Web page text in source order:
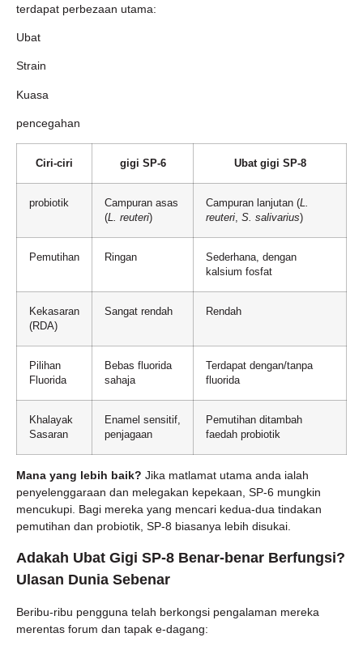
terdapat perbezaan utama:
Ubat
Strain
Kuasa
pencegahan
Ciri-ciri gigi SP-6 Ubat gigi SP-8
probiotik
Campuran asas
(L. reuteri)
Campuran lanjutan (L.
reuteri, S. salivarius)
Pemutihan Ringan
Sederhana, dengan
kalsium fosfat
Kekasaran
(RDA)
Sangat rendah Rendah
Pilihan
Fluorida
Bebas fluorida
sahaja
Terdapat dengan/tanpa
fluorida
Khalayak
Sasaran
Enamel sensitif,
penjagaan
Pemutihan ditambah
faedah probiotik
Mana yang lebih baik? Jika matlamat utama anda ialah
penyelenggaraan dan melegakan kepekaan, SP-6 mungkin
mencukupi. Bagi mereka yang mencari kedua-dua tindakan
pemutihan dan probiotik, SP-8 biasanya lebih disukai.
Adakah Ubat Gigi SP-8 Benar-benar Berfungsi?
Ulasan Dunia Sebenar
Beribu-ribu pengguna telah berkongsi pengalaman mereka
merentas forum dan tapak e-dagang: